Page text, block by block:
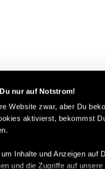
nur auf Notstrom!
Website zwar, aber Du
aktivierst, bekommst
Inhalte und Anzeigen auf
und die Zugriffe auf